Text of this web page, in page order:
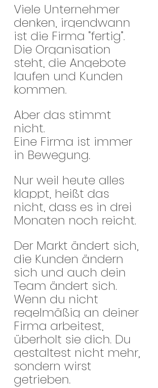
Viele Unternehmer
denken, irgendwann
ist die Firma "fertig".
Die Organisation
steht, die Angebote
laufen und Kunden
kommen.
Aber das stimmt
nicht.
Eine Firma ist immer
in Bewegung.
Nur weil heute alles
klappt, heißt das
nicht, dass es in drei
Monaten noch reicht.
Der Markt ändert sich,
die Kunden ändern
sich und auch dein
Team ändert sich.
Wenn du nicht
regelmäßig an deiner
Firma arbeitest,
überholt sie dich. Du
gestaltest nicht mehr,
sondern wirst
getrieben.